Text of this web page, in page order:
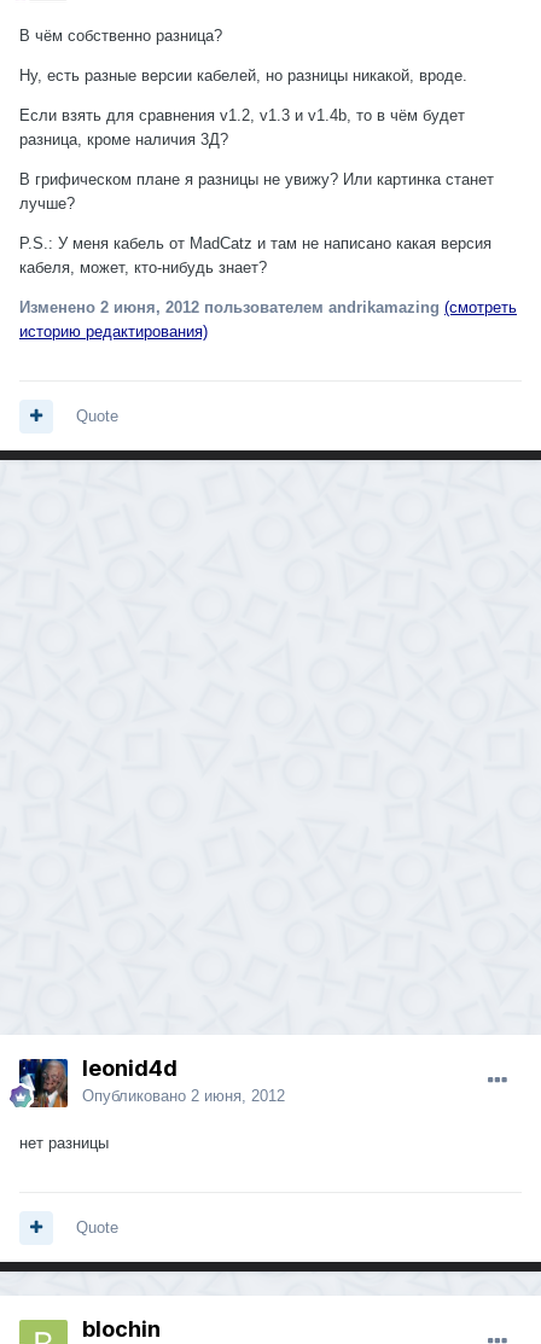
В чём собственно разница?
Ну, есть разные версии кабелей, но разницы никакой, вроде.
Если взять для сравнения v1.2, v1.3 и v1.4b, то в чём будет
разница, кроме наличия 3Д?
В грифическом плане я разницы не увижу? Или картинка станет
лучше?
P.S.: У меня кабель от MadCatz и там не написано какая версия
кабеля, может, кто-нибудь знает?
Изменено 2 июня, 2012 пользователем andrikamazing (смотреть
историю редактирования)
Quote
leonid4d
Опубликовано 2 июня, 2012
нет разницы
Quote
blochin